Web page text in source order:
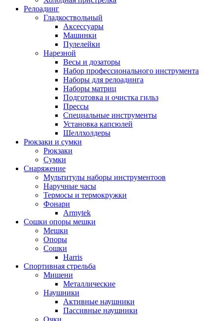
Релоадинг
Гладкоствольный
Аксессуары
Машинки
Пулелейки
Нарезной
Весы и дозаторы
Набор профессионального инструмента
Наборы для релоадинга
Наборы матриц
Подготовка и очистка гильз
Прессы
Специальные инструменты
Установка капсюлей
Шеллхолдеры
Рюкзаки и сумки
Рюкзаки
Сумки
Снаряжение
Мультитулы наборы инструментоов
Наручные часы
Термосы и термокружки
Фонари
Armytek
Сошки опоры мешки
Мешки
Опоры
Сошки
Harris
Спортивная стрельба
Мишени
Металлические
Наушники
Активные наушники
Пассивные наушники
Очки